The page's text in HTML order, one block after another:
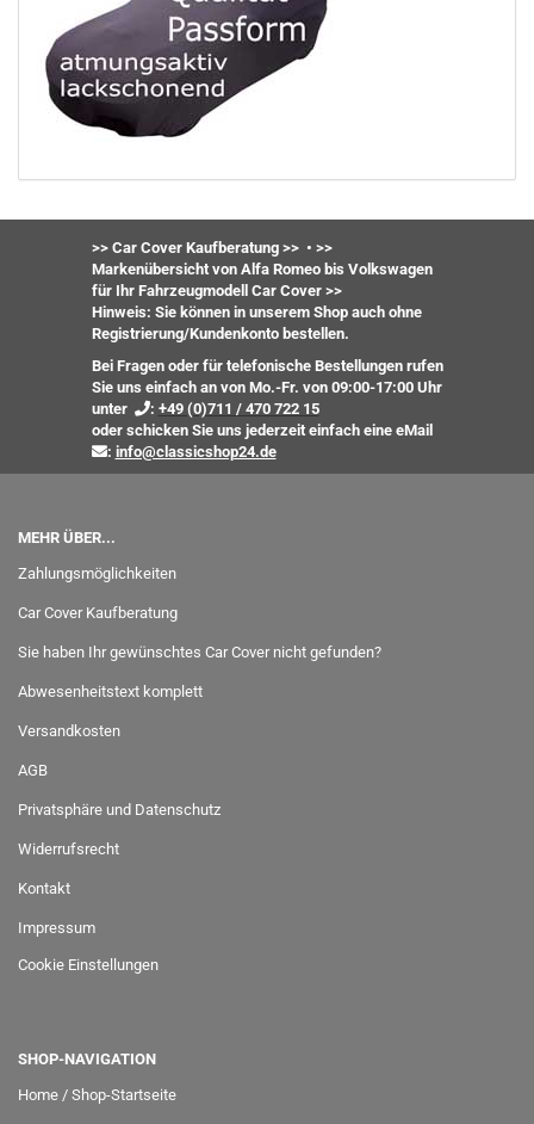
>> Car Cover Kaufberatung >> • >>
Markenübersicht von Alfa Romeo bis Volkswagen
für Ihr Fahrzeugmodell Car Cover >>
Hinweis: Sie können in unserem Shop auch ohne
Registrierung/Kundenkonto bestellen.
Bei Fragen oder für telefonische Bestellungen rufen
Sie uns einfach an von Mo.-Fr. von 09:00-17:00 Uhr
unter
: +49 (0)711 / 470 722 15
oderschicken Sie uns jederzeit einfach eine eMail
: info@classicshop24.de
MEHR ÜBER...
Zahlungsmöglichkeiten
Car Cover Kaufberatung
Sie haben Ihr gewünschtes Car Cover nicht gefunden?
Abwesenheitstext komplett
Versandkosten
AGB
Privatsphäre und Datenschutz
Widerrufsrecht
Kontakt
Impressum
Cookie Einstellungen
SHOP-NAVIGATION
Home / Shop-Startseite